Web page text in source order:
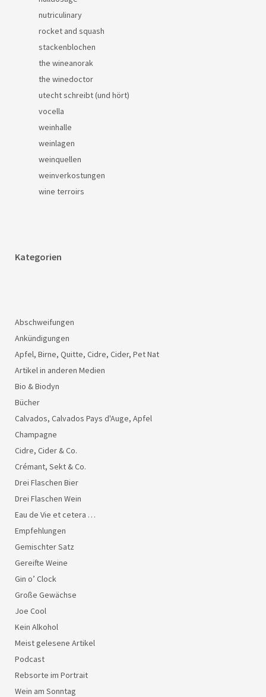
nutriculinary
rocket and squash
stackenblochen
the wineanorak
the winedoctor
utecht schreibt (und hört)
vocella
weinhalle
weinlagen
weinquellen
weinverkostungen
wine terroirs
Kategorien
Abschweifungen
Ankündigungen
Apfel, Birne, Quitte, Cidre, Cider, Pet Nat
Artikel in anderen Medien
Bio & Biodyn
Bücher
Calvados, Calvados Pays d'Auge, Apfel
Champagne
Cidre, Cider & Co.
Crémant, Sekt & Co.
Drei Flaschen Bier
Drei Flaschen Wein
Eau de Vie et cetera …
Empfehlungen
Gemischter Satz
Gereifte Weine
Gin o’ Clock
Große Gewächse
Joe Cool
Kein Alkohol
Meist gelesene Artikel
Podcast
Rebsorte im Portrait
Wein am Sonntag